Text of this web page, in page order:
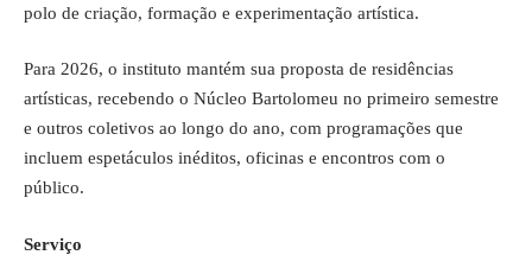
polo de criação, formação e experimentação artística.
Para 2026, o instituto mantém sua proposta de residências
artísticas, recebendo o Núcleo Bartolomeu no primeiro semestre
e outros coletivos ao longo do ano, com programações que
incluem espetáculos inéditos, oficinas e encontros com o
público.
Serviço